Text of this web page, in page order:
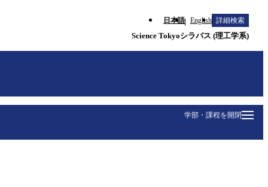
日本語 English 詳細検索
Science Tokyoシラバス (理工学系)
学部・課程を開閉